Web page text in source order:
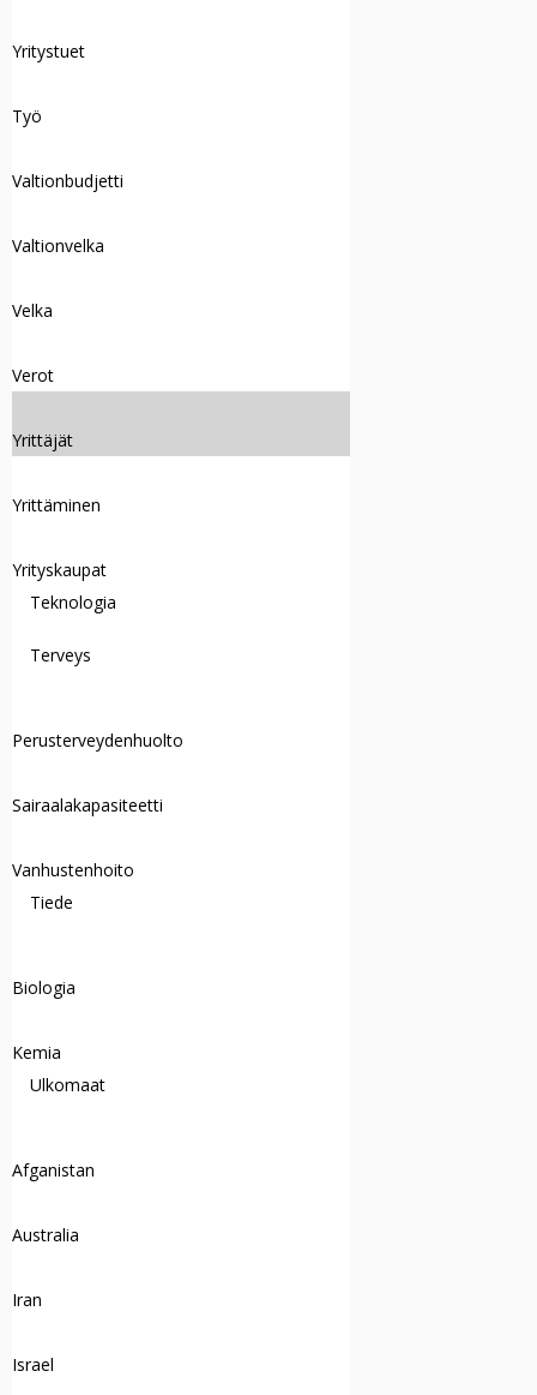
Yritystuet
Työ
Valtionbudjetti
Valtionvelka
Velka
Verot
Yrittäjät
Yrittäminen
Yrityskaupat
Teknologia
Terveys
Perusterveydenhuolto
Sairaalakapasiteetti
Vanhustenhoito
Tiede
Biologia
Kemia
Ulkomaat
Afganistan
Australia
Iran
Israel